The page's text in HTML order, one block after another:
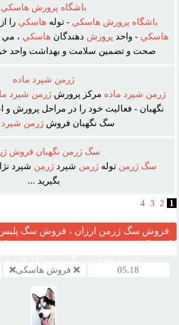
باشگاه پرورش هاسکي
باشگاه پرورش هاسکي - توله هاسکي را
هاسکي - واحد پرورش دهندگان هاسکي ، مي
صحت و تضمين سلامت و بهداشت واحد خود
ژرمن شپرد ماده
ژرمن شپرد ماده مرکز پرورشژرمن شپرد
نگهبان - فعاليت خود را در مراحل پرورش و
سگ نگهبان فروش ژرمن شپرد
سگ ژرمن نگهبان فروش
سگ ژرمن توله ژرمن شپرد ژرمن شپرد
بگيريد ...
2
3
4
فروش سگ ژرمن ارزان ، فروش سگ
05.18 ❌ فروش هاسکی❌